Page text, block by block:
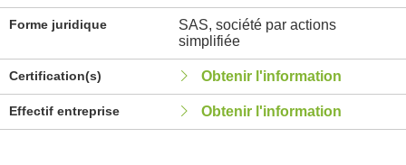
Forme juridique
SAS, société par actions
simplifiée
Certification(s) Obtenir l'information
Effectif entreprise Obtenir l'information